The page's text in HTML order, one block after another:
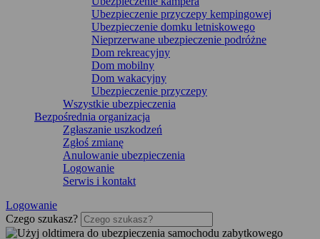
Ubezpieczenie przyczepy kempingowej
Ubezpieczenie domku letniskowego
Nieprzerwane ubezpieczenie podróżne
Dom rekreacyjny
Dom mobilny
Dom wakacyjny
Ubezpieczenie przyczepy
Wszystkie ubezpieczenia
Bezpośrednia organizacja
Zgłaszanie uszkodzeń
Zgłoś zmianę
Anulowanie ubezpieczenia
Logowanie
Serwis i kontakt
Logowanie
Czego szukasz?